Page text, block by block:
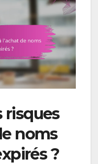
risques
noms
?